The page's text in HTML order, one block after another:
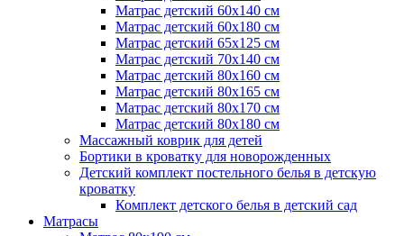
Матрас детский 60х140 см
Матрас детский 60х180 см
Матрас детский 65х125 см
Матрас детский 70х140 см
Матрас детский 80х160 см
Матрас детский 80х165 см
Матрас детский 80х170 см
Матрас детский 80х180 см
Массажный коврик для детей
Бортики в кроватку для новорожденных
Детский комплект постельного белья в детскую
кроватку
Комплект детского белья в детский сад
Матрасы